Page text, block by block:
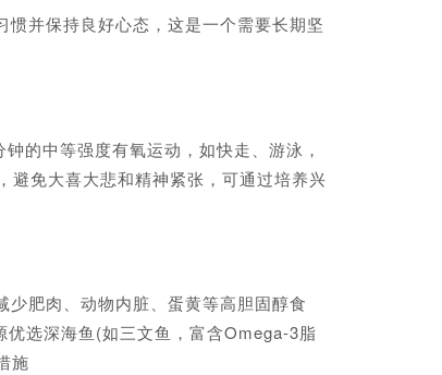
并保持良好心态，这是一个需要长期坚
的中等强度有氧运动，如快走、游泳，
避免大喜大悲和精神紧张，可通过培养兴
肥肉、动物内脏、蛋黄等高胆固醇食
选深海鱼(如三文鱼，富含Omega-3脂
施